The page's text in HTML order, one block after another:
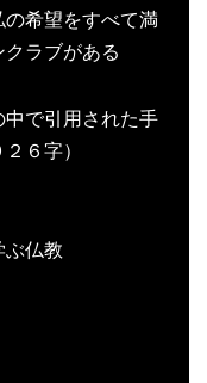
希望をすべて満
ラブがある
で引用された手
６字）
ぶ仏教